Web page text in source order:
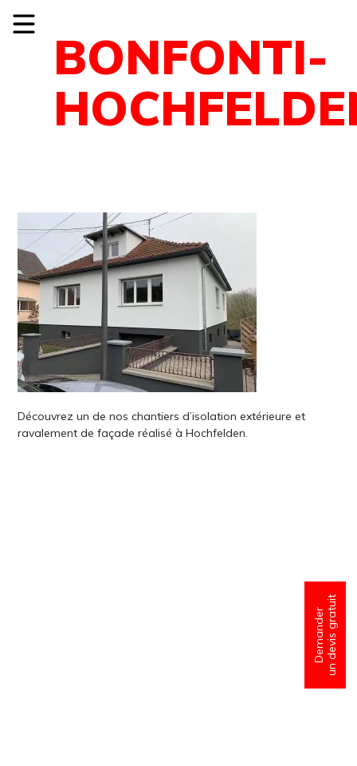
Demanderun devis gratuit
BONFONTI-
Découvrez un de nos chantiers d’isolation extérieure et
ravalement de façade réalisé à Hochfelden.